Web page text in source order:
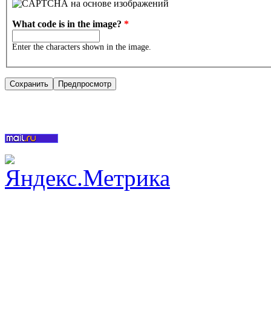
What code is in the image? *
Enter the characters shown in the image.